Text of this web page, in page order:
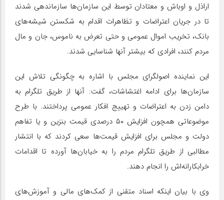
اراذل و اوباش و معتادان توسط این سازمان‌ها سازماندهی شدند
تا در جریان اعتراضات و تظاهرات اقدام به شکستن شیشه‌های
بانک، تخریب اموال عمومی و حتی تعرض به ناموس، جان و مال
مردم کنند، افرادی که بیشتر آنها شناسایی شدند.
این نماینده اصولگرای مجلس با اشاره به چگونگی تلاش این
سازمان‌ها برای ادامه اغتشاشات، گفت: آنها از طریق تلگرام به
دامن زدن به اعتراضات و تهییج افکار عمومی پرداختند. با طرح
موضوعاتی همچون افزایش ۵۰ درصدی قیمت بنزین و یا تفاهم
دولت و مجلس برای افزایش قیمت‌ها سعی کردند که با انتشار
مطالبی از طریق تلگرام مردم را به خیابان‌ها آورده تا اقدامات
خرابکارانه‌اش را انجام دهند.
وی با بیان اینکه اسناد متقنی از کمک‌های مالی و آموزش‌های